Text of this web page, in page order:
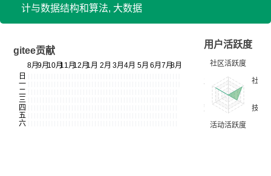
计与数据结构和算法, 大数据
gitee贡献
用户活跃度